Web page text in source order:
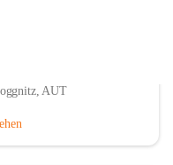
AUT